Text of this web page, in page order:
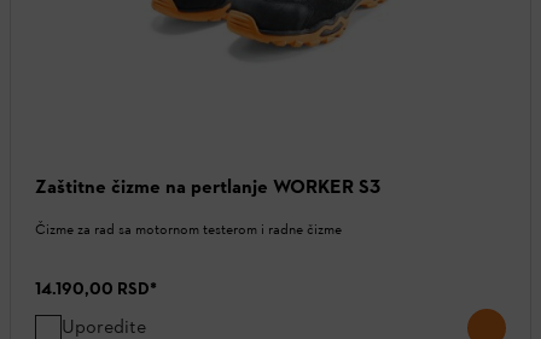
Zaštitne čizme na pertlanje WORKER S3
Čizme za rad sa motornom testerom i radne čizme
14.190,00 RSD*
Uporedite